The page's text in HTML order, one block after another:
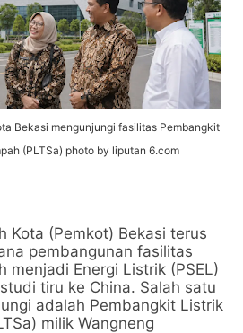
Bekasi mengunjungi fasilitas Pembangkit
(PLTSa) photo by liputan 6.com
Kota (Pemkot) Bekasi terus
pembangunan fasilitas
menjadi Energi Listrik (PSEL)
tiru ke China. Salah satu
adalah Pembangkit Listrik
milik Wangneng